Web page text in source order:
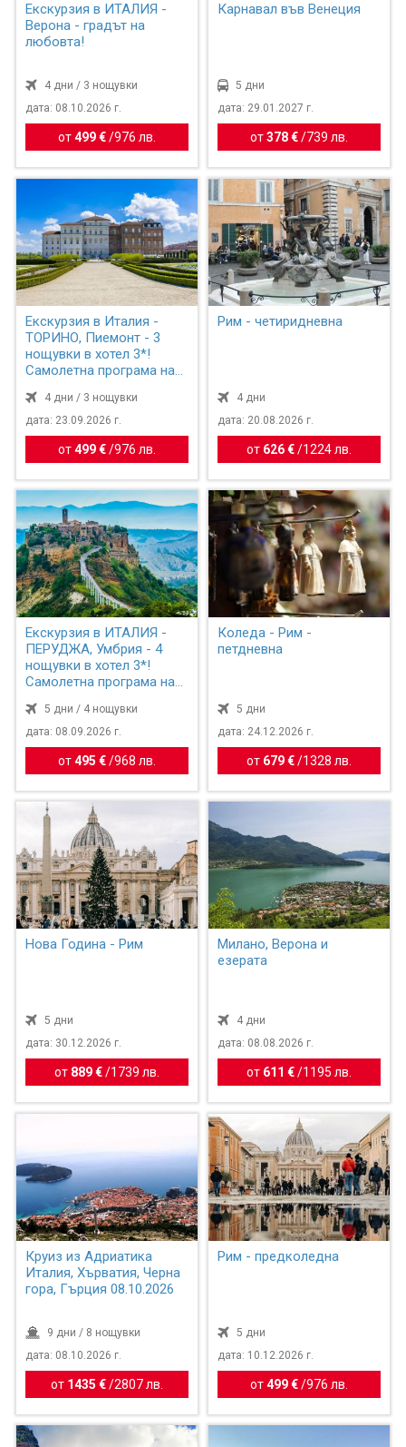
Екскурзия в ИТАЛИЯ -
Верона - градът на
любовта!
4 дни / 3 нощувки
дата: 08.10.2026 г.
от499 € /976 лв.
Карнавал във Венеция
5 дни
дата: 29.01.2027 г.
от378 €/ 739 лв.
Екскурзия в Италия -
ТОРИНО, Пиемонт - 3
нощувки в хотел 3*!
Самолетна програма на
4 дни / 3 нощувки
дата: 23.09.2026 г.
от499 € /976 лв.
Рим - четиридневна
4 дни
дата: 20.08.2026 г.
от 626 €/ 1224 лв.
Екскурзия в ИТАЛИЯ -
ПЕРУДЖА, Умбрия - 4
нощувки в хотел 3*!
Самолетна програма на
5 дни / 4 нощувки
дата: 08.09.2026 г.
от495 € /968 лв.
Коледа - Рим -
петдневна
5 дни
дата: 24.12.2026 г.
от 679 €/ 1328 лв.
Нова Година - Рим
5 дни
дата: 30.12.2026 г.
от 889 € / 1739 лв.
Милано, Верона и
езерата
4 дни
дата: 08.08.2026 г.
от 611 €/ 1195 лв.
Круиз из Адриатика
Италия, Хърватия, Черна
гора, Гърция 08.10.2026
9 дни / 8 нощувки
дата: 08.10.2026 г.
от 1435 € /2807 лв.
Рим - предколедна
5 дни
дата: 10.12.2026 г.
от499 €/976 лв.